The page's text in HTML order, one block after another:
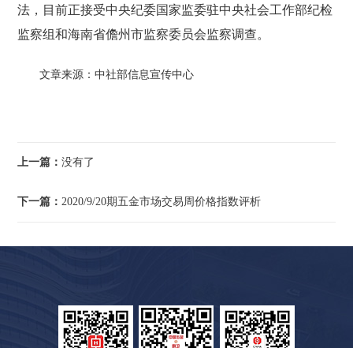
法，目前正接受中央纪委国家监委驻中央社会工作部纪检
监察组和海南省儋州市监察委员会监察调查。
文章来源：中社部信息宣传中心
上一篇：没有了
下一篇：2020/9/20期五金市场交易周价格指数评析